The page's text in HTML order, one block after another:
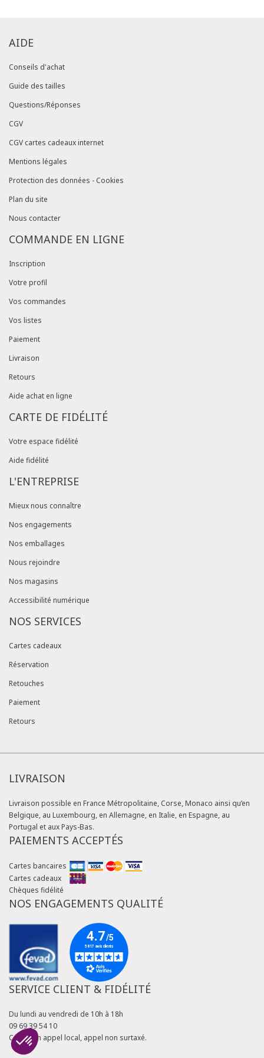
AIDE
Conseils d'achat
Guide des tailles
Questions/Réponses
CGV
CGV cartes cadeaux internet
Mentions légales
Protection des données - Cookies
Plan du site
Nous contacter
COMMANDE EN LIGNE
Inscription
Votre profil
Vos commandes
Vos listes
Paiement
Livraison
Retours
Aide achat en ligne
CARTE DE FIDÉLITÉ
Votre espace fidélité
Aide fidélité
L'ENTREPRISE
Mieux nous connaître
Nos engagements
Nos emballages
Nous rejoindre
Nos magasins
Accessibilité numérique
NOS SERVICES
Cartes cadeaux
Réservation
Retouches
Paiement
Retours
LIVRAISON
Livraison possible en France Métropolitaine, Corse, Monaco ainsi qu’en
Belgique, au Luxembourg, en Allemagne, en Italie, en Espagne, au
Portugal et aux Pays-Bas.
PAIEMENTS ACCEPTÉS
Cartes bancaires
Cartes cadeaux
Chèques fidélité
NOS ENGAGEMENTS QUALITÉ
SERVICE CLIENT & FIDÉLITÉ
Du lundi au vendredi de 10h à 18h
09 69 39 54 10
Coût d'un appel local, appel non surtaxé.